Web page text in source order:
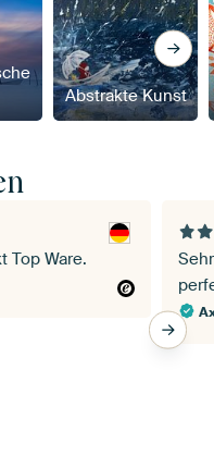
Abstrakte Kunst
Top Ware.